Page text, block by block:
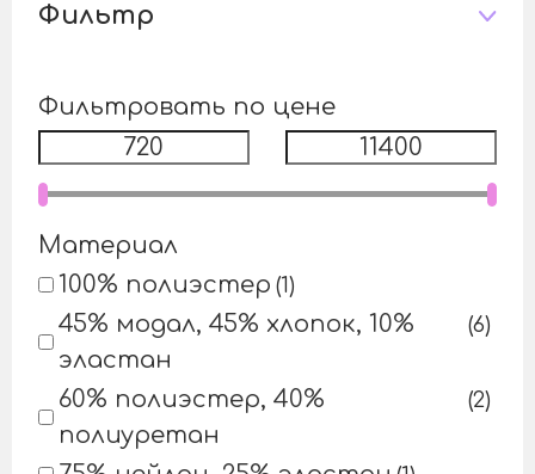
Фильтр
Фильтровать по цене
Материал
100% полиэстер 1
45% модал, 45% хлопок, 10%
эластан
6
60% полиэстер, 40%
полиуретан
2